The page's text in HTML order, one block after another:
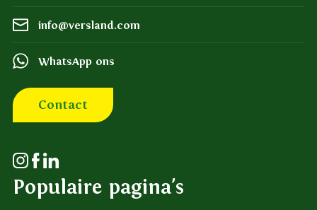
info@versland.com
WhatsApp ons
Contact
Populaire pagina's